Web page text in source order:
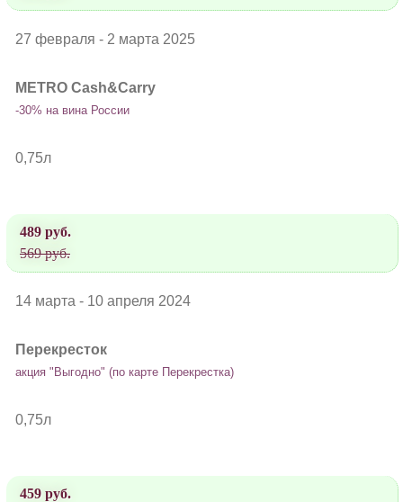
27 февраля - 2 марта 2025
METRO Cash&Carry
-30% на вина России
0,75л
489 руб.
569 руб.
14 марта - 10 апреля 2024
Перекресток
акция "Выгодно" (по карте Перекрестка)
0,75л
459 руб.